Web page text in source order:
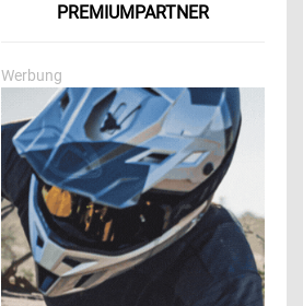
o
r
R
C
PREMIUMPARTNER
Werbung